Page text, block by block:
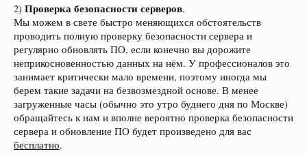
2) Проверка безопасности серверов.
Мы можем в свете быстро меняющихся обстоятельств
проводить полную проверку безопасности сервера и
регулярно обновлять ПО, если конечно вы дорожите
неприкосновенностью данных на нём. У профессионалов это
занимает критически мало времени, поэтому иногда мы
берем такие задачи на безвозмездной основе. В менее
загруженные часы (обычно это утро буднего дня по Москве)
обращайтесь к нам и вполне вероятно проверка безопасности
сервера и обновление ПО будет произведено для вас
бесплатно.